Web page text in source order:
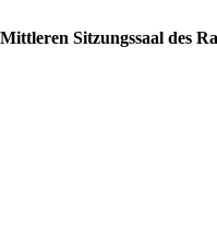
Sitzungssaal des